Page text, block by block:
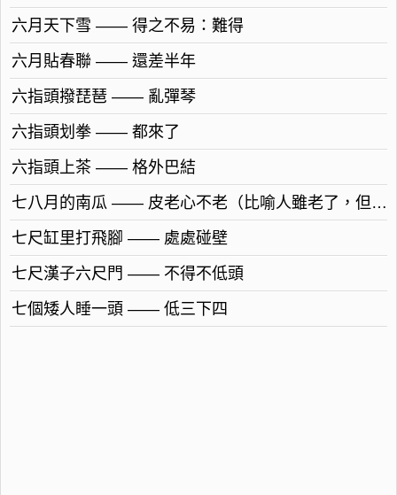
六月天下雪 —— 得之不易：難得
六月貼春聯 —— 還差半年
六指頭撥琵琶 —— 亂彈琴
六指頭划拳 —— 都來了
六指頭上茶 —— 格外巴結
七八月的南瓜 —— 皮老心不老（比喻人雖老了，但上進心還很強。）
七尺缸里打飛腳 —— 處處碰壁
七尺漢子六尺門 —— 不得不低頭
七個矮人睡一頭 —— 低三下四